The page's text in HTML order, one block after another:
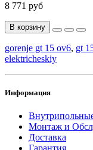
8 771 руб
В корзину
gorenje gt 15 ov6, gt
elektricheskiy
Информация
Монтаж и
Доставка
Гарантия